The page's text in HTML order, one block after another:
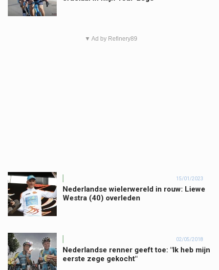
▼ Ad by Refinery89
15/01/2023
Nederlandse wielerwereld in rouw: Liewe
Westra (40) overleden
02/05/2018
Nederlandse renner geeft toe: "Ik heb mijn
eerste zege gekocht"